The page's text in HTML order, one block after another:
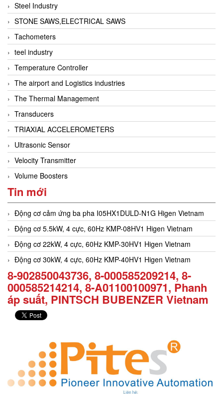
Steel Industry
STONE SAWS,ELECTRICAL SAWS
Tachometers
teel industry
Temperature Controller
The airport and Logistics industries
The Thermal Management
Transducers
TRIAXIAL ACCELEROMETERS
Ultrasonic Sensor
Velocity Transmitter
Volume Boosters
Tin mới
Động cơ cảm ứng ba pha I05HX1DULD-N1G Higen Vietnam
Động cơ 5.5kW, 4 cực, 60Hz KMP-08HV1 Higen Vietnam
Động cơ 22kW, 4 cực, 60Hz KMP-30HV1 Higen Vietnam
Động cơ 30kW, 4 cực, 60Hz KMP-40HV1 Higen Vietnam
8-902850043736, 8-000585209214, 8-
000585214214, 8-A01100100971, Phanh
áp suất, PINTSCH BUBENZER Vietnam